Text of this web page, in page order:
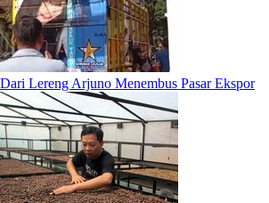
Dari Lereng Arjuno Menembus Pasar Ekspor